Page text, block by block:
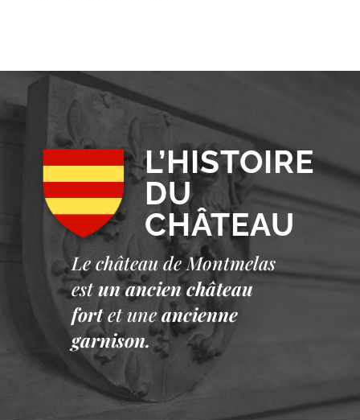
L’HISTOIRE
DU
CHÂTEAU
Le château de Montmelas
est un ancien château
fort et une ancienne
garnison.